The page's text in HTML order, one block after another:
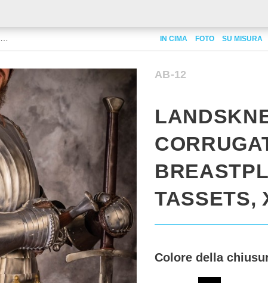
LANDSKNECHT CORRUGATED BREASTPLATE WITH TASSETS, XVI CENTURY
IN CIMA FOTO SU MISURA
AB-12
TASSETS,
Colore della